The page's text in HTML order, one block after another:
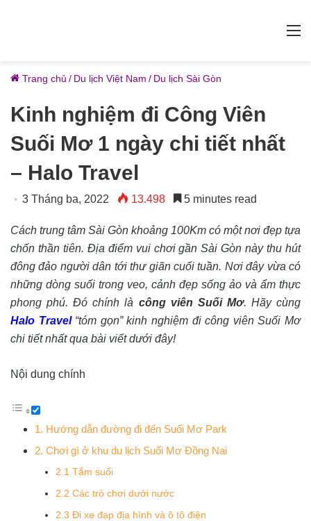
Trang chủ / Du lịch Việt Nam / Du lịch Sài Gòn
Kinh nghiệm đi Công Viên
Suối Mơ 1 ngày chi tiết nhất
– Halo Travel
3 Tháng ba, 2022 13.498 5 minutes read
Cách trung tâm Sài Gòn khoảng 100Km có một nơi đẹp tựa
chốn thần tiên. Địa điểm vui chơi gần Sài Gòn này thu hút
đông đảo người dân tới thư giãn cuối tuần. Nơi đây vừa có
những dòng suối trong veo, cảnh đẹp sống ảo và ẩm thực
phong phú. Đó chính là công viên Suối Mơ. Hãy cùng
Halo Travel“tóm gọn” kinh nghiệm đi công viên Suối Mơ
chi tiết nhất qua bài viết dưới đây!
Nội dung chính
1. Hướng dẫn đường đi đến Suối Mơ Park
2. Chơi gì ở khu du lịch Suối Mơ Đồng Nai
2.1 Tắm suối
2.2 Các trò chơi dưới nước
2.3 Đi xe đạp địa hình và ô tô điện